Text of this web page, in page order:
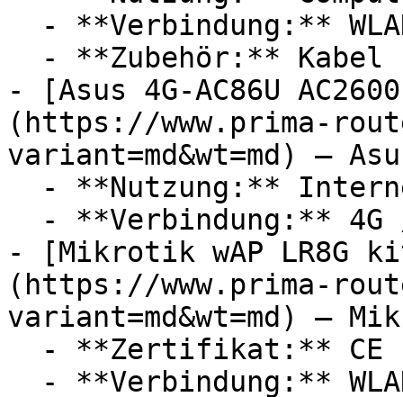
- [Asus 4G-AC86U
(https://www.prima-
variant=md&wt=md) —
- [Mikrotik wAP LR8G
(https://www.prima-
variant=md&wt=md) —